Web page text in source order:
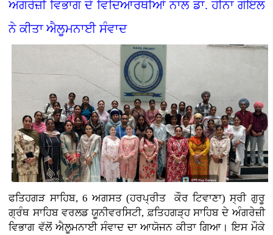
ਅੰਗਰੇਜ਼ੀ ਵਿਭਾਗ ਦੇ ਵਿਦਿਆਰਥੀਆਂ ਨਾਲ ਡਾ. ਹੀਨਾ ਗੋਇਲ
ਨੇ ਕੀਤਾ ਐਲੂਮਨਾਈ ਸੰਵਾਦ
ਫਤਿਹਗੜ ਸਾਹਿਬ, 6 ਅਗਸਤ (ਹਰਪ੍ਰੀਤ ਕੌਰ ਟਿਵਾਣਾ)ਸ੍ਰੀ ਗੁਰੂ
ਗ੍ਰੰਥ ਸਾਹਿਬ ਵਰਲਡ ਯੂਨੀਵਰਸਿਟੀ, ਫ਼ਤਿਹਗੜ੍ਹ ਸਾਹਿਬ ਦੇ ਅੰਗਰੇਜ਼ੀ
ਵਿਭਾਗ ਵੱਲੋਂ ਐਲੂਮਨਾਈ ਸੰਵਾਦ ਦਾ ਆਯੋਜਨ ਕੀਤਾ ਗਿਆ। ਇਸ ਮੌਕੇ